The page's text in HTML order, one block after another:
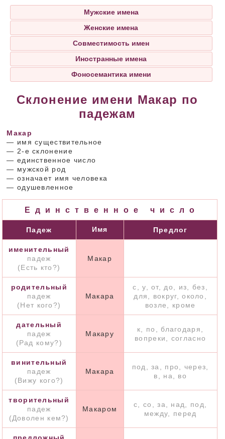
Мужские имена
Женские имена
Совместимость имен
Иностранные имена
Фоносемантика имени
Склонение имени Макар по
падежам
Макар
— имя существительное
— 2-е склонение
— единственное число
— мужской род
— означает имя человека
— одушевленное
Единственное число
Падеж Имя Предлог
именительный
падеж
(Есть кто?)
Макар
родительный
падеж
(Нет кого?)
Макара
с, у, от, до, из, без,
для, вокруг, около,
возле, кроме
дательный
падеж
(Рад кому?)
Макару
к, по, благодаря,
вопреки, согласно
винительный
падеж
(Вижу кого?)
Макара
под, за, про, через,
в, на, во
творительный
падеж
(Доволен кем?)
Макаром
с, со, за, над, под,
между, перед